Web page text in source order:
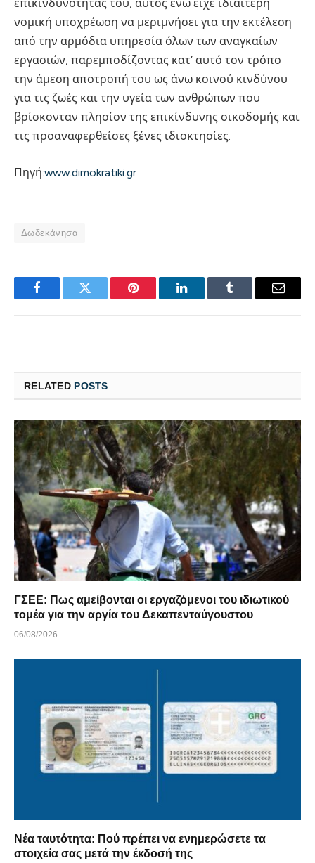
επικινδυνότητάς του, αυτός ενώ είχε ιδιαίτερη
νομική υποχρέωση να μεριμνήσει για την εκτέλεση
από την αρμόδια υπηρεσία όλων των αναγκαίων
εργασιών, παρεμποδίζοντας κατ’ αυτό τον τρόπο
την άμεση αποτροπή του ως άνω κοινού κινδύνου
για τις ζωές και την υγεία των ανθρώπων που
βρίσκονταν πλησίον της επικίνδυνης οικοδομής και
τις προαναφερθείσες ξένες ιδιοκτησίες.
Πηγή:www.dimokratiki.gr
Δωδεκάνησα
FacebookTwitter Pinterest LinkedInTumblr Email
RELATED POSTS
ΓΣΕΕ: Πως αμείβονται οι εργαζόμενοι του ιδιωτικού
τομέα για την αργία του Δεκαπενταύγουστου
06/08/2026
Νέα ταυτότητα: Πού πρέπει να ενημερώσετε τα
στοιχεία σας μετά την έκδοσή της